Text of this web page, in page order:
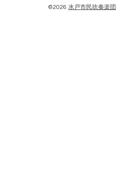
©2026 水戸市民吹奏楽団